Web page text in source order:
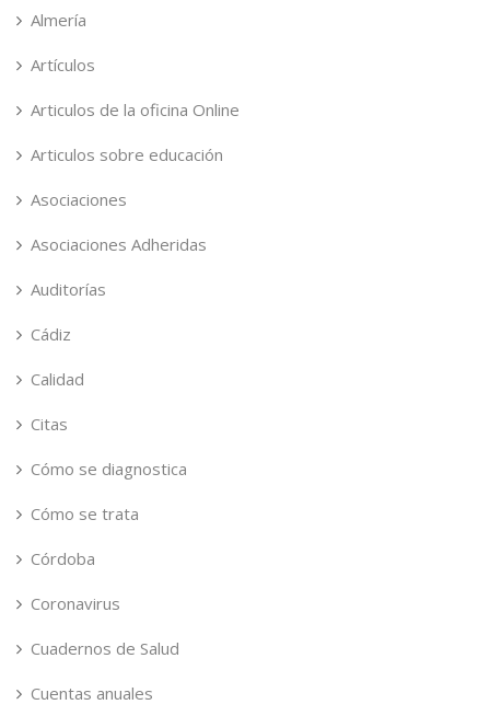
Almería
Artículos
Articulos de la oficina Online
Articulos sobre educación
Asociaciones
Asociaciones Adheridas
Auditorías
Cádiz
Calidad
Citas
Cómo se diagnostica
Cómo se trata
Córdoba
Coronavirus
Cuadernos de Salud
Cuentas anuales